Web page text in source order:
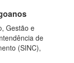
Gestão e
de
(SINC),